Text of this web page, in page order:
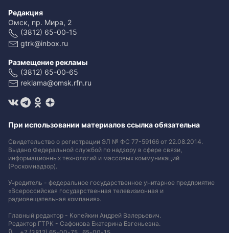
Редакция
Омск, пр. Мира, 2
(3812) 65-00-15
gtrk@inbox.ru
Размещение рекламы
(3812) 65-00-65
reklama@omsk.rfn.ru
При использовании материалов ссылка обязательна
Свидетельство о регистрации ЭЛ № ФС 77-59166 от 22.08.2014.
Выдано Федеральной службой по надзору в сфере связи,
информационных технологий и массовых коммуникаций
(Роскомнадзор).
Учредитель - федеральное государственное унитарное предприятие
«Всероссийская государственная телевизионная и
радиовещательная компания».
Главный редактор - Копейкин Андрей Валерьевич.
Редактор ГТРК - Сафонова Екатерина Евгеньевна.